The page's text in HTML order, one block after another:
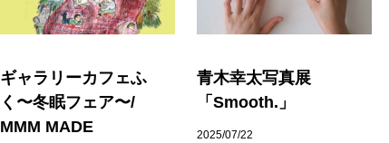
ギャラリーカフェふ
く〜冬眠フェア〜/
MMM MADE
青木幸太写真展
「Smooth.」
2025/07/22